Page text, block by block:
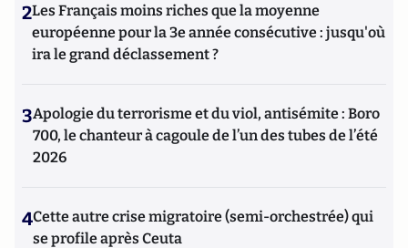
2Les Français moins riches que la moyenne
européenne pour la 3e année consécutive : jusqu'où
ira le grand déclassement ?
3Apologie du terrorisme et du viol, antisémite : Boro
700, le chanteur à cagoule de l’un des tubes de l’été
2026
4Cette autre crise migratoire (semi-orchestrée) qui
se profile après Ceuta